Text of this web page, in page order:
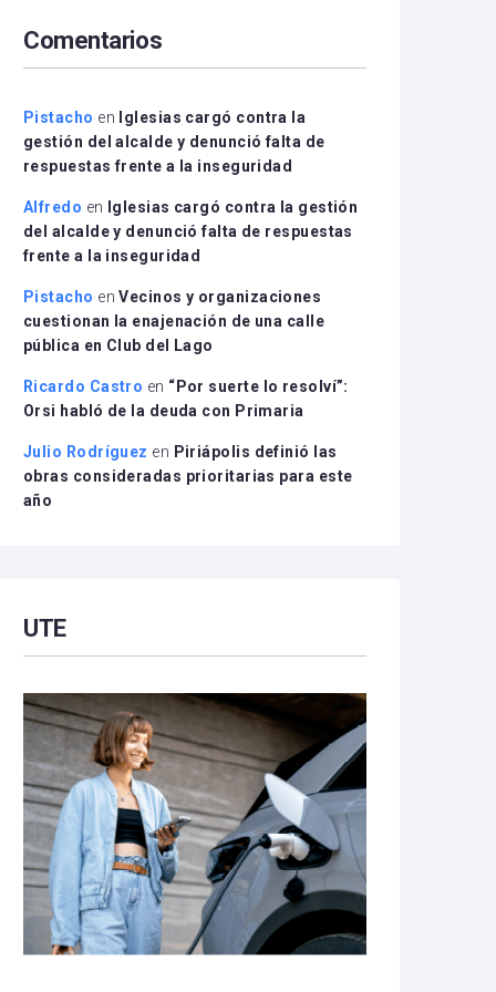
disminuir
el
Comentarios
Pistacho en
Iglesias cargó contra la
gestión del alcalde y denunció falta de
respuestas frente a la inseguridad
Alfredo en
Iglesias cargó contra la gestión
del alcalde y denunció falta de respuestas
frente a la inseguridad
Pistacho enVecinos y organizaciones
cuestionan la enajenación de una calle
pública en Club del Lago
Ricardo Castro en “Por suerte lo resolví”:
Orsi habló de la deuda con Primaria
Julio Rodríguez en Piriápolis definió las
obras consideradas prioritarias para este
año
UTE